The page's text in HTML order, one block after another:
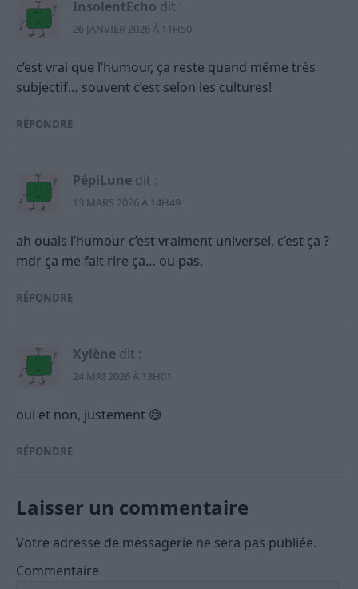
InsolentEcho dit :
26 JANVIER 2026 À 11H50
c’est vrai que l’humour, ça reste quand même très
subjectif… souvent c’est selon les cultures!
RÉPONDRE
PépiLune dit :
13 MARS 2026 À 14H49
ah ouais l’humour c’est vraiment universel, c’est ça ?
mdr ça me fait rire ça… ou pas.
RÉPONDRE
Xylène dit :
24 MAI 2026 À 13H01
oui et non, justement 😅
RÉPONDRE
Laisser un commentaire
Votre adresse de messagerie ne sera pas publiée.
Commentaire